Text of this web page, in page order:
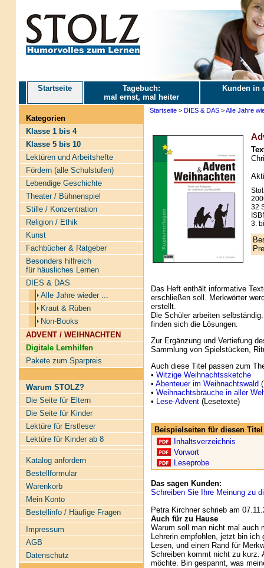
Startseite
Tagebuch:
mal ernst, mal heiter
Kunden in
Kategorien
Klasse 1 bis 4
Klasse 5 bis 10
Lektüren und Arbeitshefte
Fördern (alle Schulstufen)
Lebendige Geschichte
Theater / Bühnenspiel
Stille / Konzentration
Religion / Ethik
Kunst
Fachbücher & Ratgeber
Besonders hilfreich
für häusliches Lernen
DIES & DAS
Alle Jahre wieder ...
Kraut & Rüben
Non-Books
ADVENT / WEIHNACHTEN
Digitale Lernhilfen
Pakete zum Sparpreis
Warum STOLZ?
Die Seite für Eltern
Die Seite für Kinder
Lektüre für Erstleser
Lektüre für Kinder ab 8
Katalog anfordern
Bestellformular
Warenkorb
Mein Konto
Bestellinfo / Häufige Fragen
Impressum
AGB
Datenschutz
Startseite> DIES & DAS>Alle Jahre
32
3.
Das Heft enthält informative
erschließen soll. Merkwörter
erstellt.
Die Schüler arbeiten
finden sich die Lösungen.
Zur Ergänzung und Vertiefung
Sammlung von Spielstücken,
Auch diese Titel passen zum
• Witzige Weihnachtssketche
• Abenteuer im Weihnachtswald
• Weihnachtsbräuche in aller
• Lese-Advent(Lesetexte)
Beispielseiten für diesen
Inhaltsverzeichnis
Vorwort
Leseprobe
Das sagen Kunden:
Schreiben Sie Ihre Meinung zu
Petra Kirchner schrieb am
Auch für zu Hause
Warum soll man nicht mal auch
Lehrerin empfohlen, jetzt bin
Lesen, und einen Rand für
Schreiben kommt nicht zu kurz.
möchte. Bin gespannt, was